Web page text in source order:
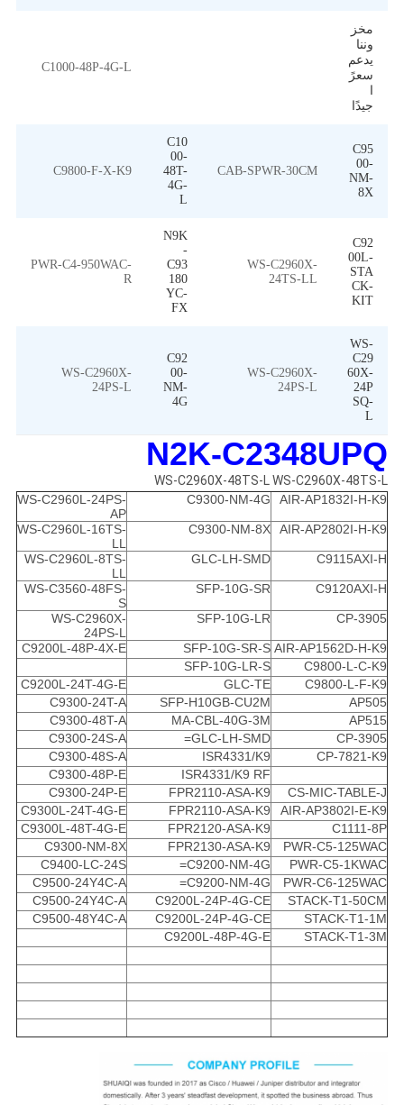
مخز
وننا
يدعم
سعرً
جيدًا
C1000-48P-4G-L
C95
00-
NM-
8X
CAB-SPWR-30CM
C10
00-
48T-
4G-
L
C9800-F-X-K9
C92
00L-
STA
CK-
KIT
WS-C2960X-
24TS-LL
N9K
-
C93
180
YC-
FX
PWR-C4-950WAC-
R
WS-
C29
60X-
24P
SQ-
L
WS-C2960X-
24PS-L
C92
00-
NM-
4G
WS-C2960X-
24PS-L
N2K-C2348UPQ
WS-C2960X-48TS-L WS-C2960X-48TS-L
AIR-AP1832I-H-K9
C9300-NM-4G
WS-C2960L-24PS-
AP
AIR-AP2802I-H-K9
C9300-NM-8X
WS-C2960L-16TS-
LL
C9115AXI-H
GLC-LH-SMD
WS-C2960L-8TS-
LL
C9120AXI-H
SFP-10G-SR
WS-C3560-48FS-
S
CP-3905
SFP-10G-LR
WS-C2960X-
24PS-L
AIR-AP1562D-H-K9
SFP-10G-SR-S
C9200L-48P-4X-E
C9800-L-C-K9
SFP-10G-LR-S
C9800-L-F-K9
GLC-TE
C9200L-24T-4G-E
AP505
SFP-H10GB-CU2M
C9300-24T-A
AP515
MA-CBL-40G-3M
C9300-48T-A
CP-3905
GLC-LH-SMD=
C9300-24S-A
CP-7821-K9
ISR4331/K9
C9300-48S-A
ISR4331/K9 RF
C9300-48P-E
CS-MIC-TABLE-J
FPR2110-ASA-K9
C9300-24P-E
AIR-AP3802I-E-K9
FPR2110-ASA-K9
C9300L-24T-4G-E
C1111-8P
FPR2120-ASA-K9
C9300L-48T-4G-E
PWR-C5-125WAC
FPR2130-ASA-K9
C9300-NM-8X
PWR-C5-1KWAC
C9200-NM-4G=
C9400-LC-24S
PWR-C6-125WAC
C9200-NM-4G=
C9500-24Y4C-A
STACK-T1-50CM
C9200L-24P-4G-CE
C9500-24Y4C-A
STACK-T1-1M
C9200L-24P-4G-CE
C9500-48Y4C-A
STACK-T1-3M
C9200L-48P-4G-E